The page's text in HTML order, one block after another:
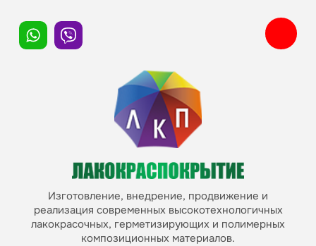
Изготовление, внедрение, продвижение и
реализация современных высокотехнологичных
лакокрасочных, герметизирующих и полимерных
композиционных материалов.